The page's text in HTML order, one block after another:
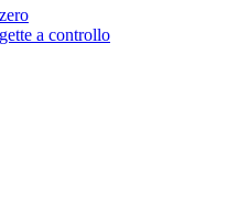
a controllo